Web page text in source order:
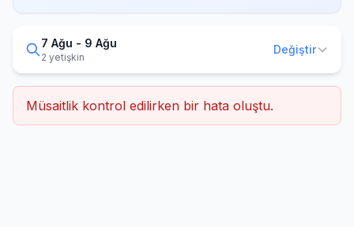
7 Ağu - 9 Ağu
2 yetişkin
Değiştir
Müsaitlik kontrol edilirken bir hata oluştu.